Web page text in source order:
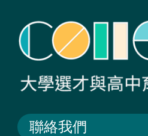
聯絡我們